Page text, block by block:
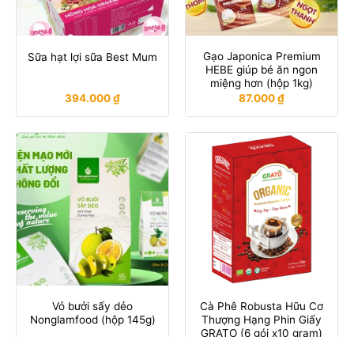
Sữa hạt lợi sữa Best Mum
394.000₫
Gạo Japonica Premium
HEBE giúp bé ăn ngon
miệng hơn (hộp 1kg)
87.000₫
Vỏ bưởi sấy dẻo
Nonglamfood (hộp 145g)
Cà Phê Robusta Hữu Cơ
Thượng Hạng Phin Giấy
GRATO (6 gói x10 gram)